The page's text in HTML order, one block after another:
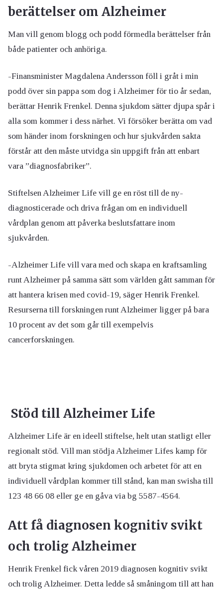
berättelser om Alzheimer
Man vill genom blogg och podd förmedla berättelser från
både patienter och anhöriga.
-Finansminister Magdalena Andersson föll i gråt i min
podd över sin pappa som dog i Alzheimer för tio år sedan,
berättar Henrik Frenkel. Denna sjukdom sätter djupa spår i
alla som kommer i dess närhet. Vi försöker berätta om vad
som händer inom forskningen och hur sjukvården sakta
förstår att den måste utvidga sin uppgift från att enbart
vara ”diagnosfabriker”.
Stiftelsen Alzheimer Life vill ge en röst till de ny-
diagnosticerade och driva frågan om en individuell
vårdplan genom att påverka beslutsfattare inom
sjukvården.
-Alzheimer Life vill vara med och skapa en kraftsamling
runt Alzheimer på samma sätt som världen gått samman för
att hantera krisen med covid-19, säger Henrik Frenkel.
Resurserna till forskningen runt Alzheimer ligger på bara
10 procent av det som går till exempelvis
cancerforskningen.
Stöd till Alzheimer Life
Alzheimer Life är en ideell stiftelse, helt utan statligt eller
regionalt stöd. Vill man stödja Alzheimer Lifes kamp för
att bryta stigmat kring sjukdomen och arbetet för att en
individuell vårdplan kommer till stånd, kan man swisha till
123 48 66 08 eller ge en gåva via bg 5587-4564.
Att få diagnosen kognitiv svikt
och trolig Alzheimer
Henrik Frenkel fick våren 2019 diagnosen kognitiv svikt
och trolig Alzheimer. Detta ledde så småningom till att han